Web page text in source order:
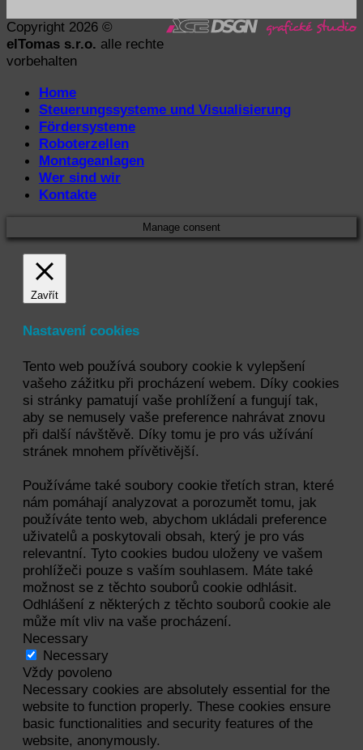
Copyright 2026 ©
elTomas s.r.o. alle rechte
vorbehalten
Home
Steuerungssysteme und Visualisierung
Fördersysteme
Roboterzellen
Montageanlagen
Wer sind wir
Kontakte
Manage consent
Zavřít
Nastavení cookies
Tento web používá soubory cookie k vylepšení
vašeho zážitku při procházení webem. Díky cookies
si stránky pamatují vaše prohlížení a fungují tak,
aby se nemusely vaše preference nahrávat znovu
při další návštěvě. Díky tomu je pro vás užívání
stránek mnohem přívětivější.
Používáme také soubory cookie třetích stran, které
nám pomáhají analyzovat a porozumět tomu, jak
používáte tento web, abychom ukládali preference
uživatelů a poskytovali obsah, který je pro vás
relevantní. Tyto cookies budou uloženy ve vašem
prohlížeči pouze s vaším souhlasem. Máte také
možnost se z těchto souborů cookie odhlásit.
Odhlášení z některých z těchto souborů cookie ale
může mít vliv na vaše procházení.
Necessary
Necessary
Vždy povoleno
Necessary cookies are absolutely essential for the
website to function properly. These cookies ensure
basic functionalities and security features of the
website, anonymously.